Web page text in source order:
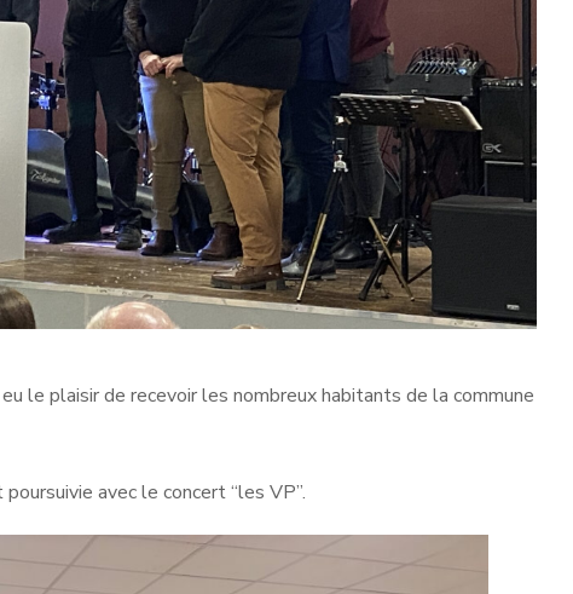
le plaisir de recevoir les nombreux habitants de la commune
avec le concert “les VP”.